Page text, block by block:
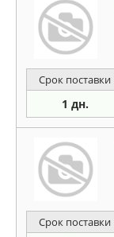
Срок поставки
1 дн.
Срок поставки